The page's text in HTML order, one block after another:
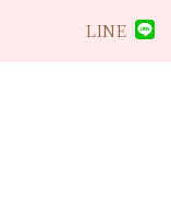
にんにく注射
白玉注射
LINE